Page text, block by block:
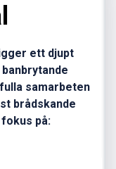
ett djupt
samarbeten
brådskande
på: